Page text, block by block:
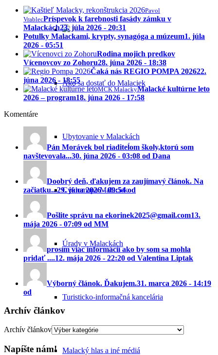
Ako sa dostať do Malaciek
Ubytovanie v Malackách
Cyklomapa Malaciek
Úrady v Malackách
Turisticko-informačná kancelária
Malacký hlas a iné médiá
Pavol
VrablecPríspevok k farebnosti fasády zámku v
Malackách23. júla 2026 - 20:31
Potulky Malackami, krypty, synagóga a múzeum1. júla
2026 - 05:51
Rodina mojich predkov
Vícenovcov zo Zohoru28. júna 2026 - 18:38
Čaká nás REGIO POMPA 202622.
júna 2026 - 18:55
MCK MalackyMalacké kultúrne leto
2026 – program18. júna 2026 - 17:58
Komentáre
Pán Morávek bol riaditeĺom školy,ktorú som
navštevovala...30. júna 2026 - 03:08 od Dana
Doobrý deň, ďakujem za zaujímavý článok. Na
začiatku...29. júna 2026 - 09:54 od
Pošlite správu na ekorinek2025@gmail.com13.
mája 2026 - 07:09 od MM
prosím viac informácií ako by som sa mohla
pridať ....12. mája 2026 - 22:20 od Valentina Liptak
Výborný článok. Ďakujem.31. marca 2026 - 14:19
od
Archív článkov
Archív článkov
Napíšte nám!